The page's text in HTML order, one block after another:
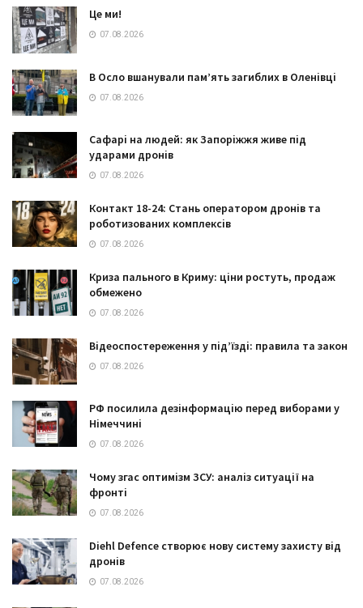
Це ми!
07.08.2026
В Осло вшанували пам’ять загиблих в Оленівці
07.08.2026
Сафарі на людей: як Запоріжжя живе під
ударами дронів
07.08.2026
Контакт 18-24: Стань оператором дронів та
роботизованих комплексів
07.08.2026
Криза пального в Криму: ціни ростуть, продаж
обмежено
07.08.2026
Відеоспостереження у під’їзді: правила та закон
07.08.2026
РФ посилила дезінформацію перед виборами у
Німеччині
07.08.2026
Чому згас оптимізм ЗСУ: аналіз ситуації на
фронті
07.08.2026
Diehl Defence створює нову систему захисту від
дронів
07.08.2026